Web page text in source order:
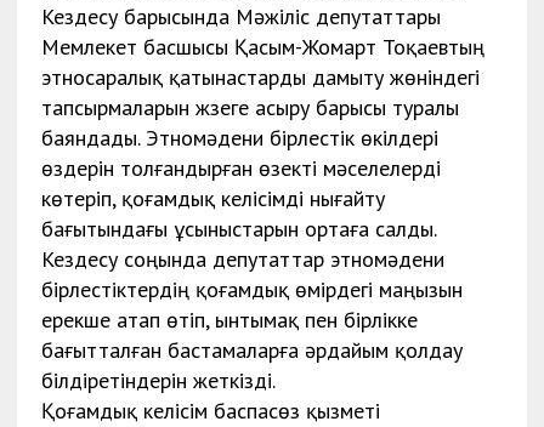
Кездесу барысында Мәжіліс депутаттары
Мемлекет басшысы Қасым-Жомарт Тоқаевтың
этносаралық қатынастарды дамыту жөніндегі
тапсырмаларын жүзеге асыру барысы туралы
баяндады. Этномәдени бірлестік өкілдері
өздерін толғандырған өзекті мәселелерді
көтеріп, қоғамдық келісімді нығайту
бағытындағы ұсыныстарын ортаға салды.
Кездесу соңында депутаттар этномәдени
бірлестіктердің қоғамдық өмірдегі маңызын
ерекше атап өтіп, ынтымақ пен бірлікке
бағытталған бастамаларға әрдайым қолдау
білдіретіндерін жеткізді.
Қоғамдық келісім баспасөз қызметі